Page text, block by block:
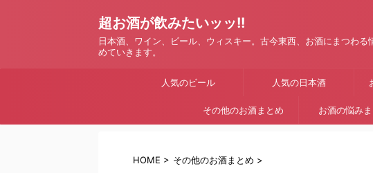
超お酒が飲みたいッッ!!
日本酒、ワイン、ビール、ウィスキー。古今東西、お酒にまつわる
めていきます。
人気のビール 人気の日本酒
その他のお酒まとめ お酒の悩み
HOME > その他のお酒まとめ >